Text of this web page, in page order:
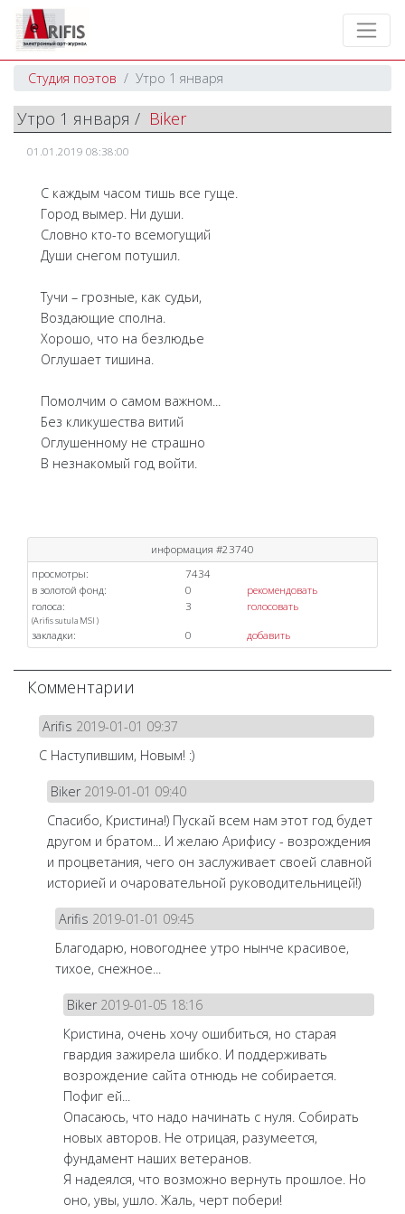
Студия поэтов Утро 1 января
Утро 1 января / Biker
01.01.2019 08:38:00
С каждым часом тишь все гуще.
Город вымер. Ни души.
Словно кто-то всемогущий
Души снегом потушил.
Тучи – грозные, как судьи,
Воздающие сполна.
Хорошо, что на безлюдье
Оглушает тишина.
Помолчим о самом важном...
Без кликушества витий
Оглушенному не страшно
В незнакомый год войти.
информация #23740
просмотры:
7434
в золотой фонд:
0
рекомендовать
голоса:
3 голосовать
(Arifissutula MSI )
закладки: 0 добавить
Комментарии
Arifis 2019-01-01 09:37
С Наступившим, Новым! :)
Biker 2019-01-01 09:40
Спасибо, Кристина!) Пускай всем нам этот год будет
другом и братом... И желаю Арифису - возрождения
и процветания, чего он заслуживает своей славной
историей и очаровательной руководительницей!)
Arifis 2019-01-01 09:45
Благодарю, новогоднее утро нынче красивое,
тихое, снежное...
Biker 2019-01-05 18:16
Кристина, очень хочу ошибиться, но старая
гвардия зажирела шибко. И поддерживать
возрождение сайта отнюдь не собирается.
Пофиг ей...
Опасаюсь, что надо начинать с нуля. Собирать
новых авторов. Не отрицая, разумеется,
фундамент наших ветеранов.
Я надеялся, что возможно вернуть прошлое. Но
оно, увы, ушло. Жаль, черт побери!